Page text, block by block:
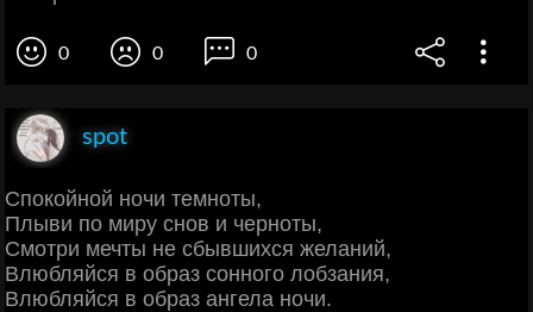
0 0 0
spot
Спокойной ночи темноты,
Плыви по миру снов и черноты,
Смотри мечты не сбывшихся желаний,
Влюбляйся в образ сонного лобзания,
Влюбляйся в образ ангела ночи.